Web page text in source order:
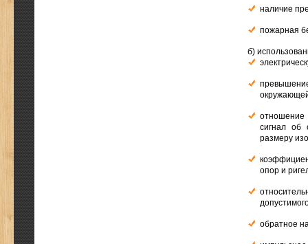
наличие
пожарная
б)
отношение
сигнал об
размеру
опор и
обратное